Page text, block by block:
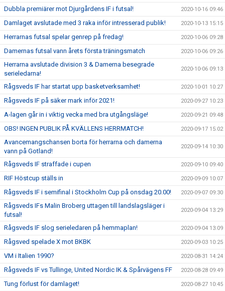
Dubbla premiärer mot Djurgårdens IF i futsal! 2020-10-16 09:46
Damlaget avslutade med 3 raka inför intresserad publik! 2020-10-13 15:15
Herrarnas futsal spelar genrep på fredag! 2020-10-06 09:28
Damernas futsal vann årets första träningsmatch 2020-10-06 09:26
Herrarna avslutade division 3 & Damerna besegrade
serieledarna!
2020-10-06 09:13
Rågsveds IF har startat upp basketverksamhet! 2020-10-01 10:27
Rågsveds IF på säker mark inför 2021! 2020-09-27 10:23
A-lagen går in i viktig vecka med bra utgångsläge! 2020-09-21 09:48
OBS! INGEN PUBLIK PÅ KVÄLLENS HERRMATCH! 2020-09-17 15:02
Avancemangschansen borta för herrarna och damerna
vann på Gotland!
2020-09-14 10:30
Rågsveds IF straffade i cupen 2020-09-10 09:40
RIF Höstcup ställs in 2020-09-09 10:07
Rågsveds IF i semifinal i Stockholm Cup på onsdag 20.00! 2020-09-07 09:30
Rågsveds IFs Malin Broberg uttagen till landslagsläger i
futsal!
2020-09-04 13:29
Rågsveds IF slog serieledaren på hemmaplan! 2020-09-04 13:09
Rågsved spelade X mot BKBK 2020-09-03 10:25
VM i Italien 1990? 2020-08-31 14:24
Rågsveds IF vs Tullinge, United Nordic IK & Spårvägens FF 2020-08-28 09:49
Tung förlust för damlaget! 2020-08-27 10:45